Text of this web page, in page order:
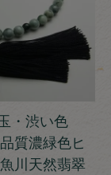
・渋い色
質濃緑色ヒ
川天然翡翠